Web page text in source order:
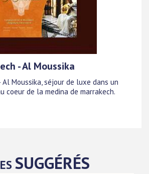
- Al Moussika
Al Moussika, séjour de luxe dans un
coeur de la medina de marrakech.
SUGGÉRÉS